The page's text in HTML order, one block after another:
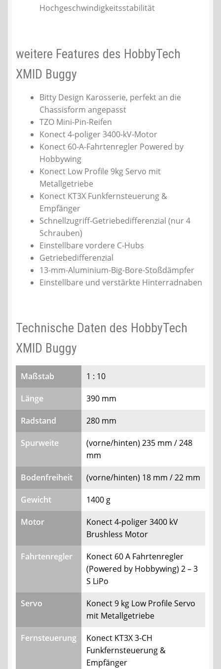
Hochgeschwindigkeitsstabilität
weitere Features des HobbyTech
XMID Buggy
Bitty Design Karosserie, perfekt an die
Chassisform angepasst
TZO Mini-Pin-Reifen
Konect 4-poliger 3400-kV-Motor
Konect 60-A-Fahrtenregler Powered by
Hobbywing
Konect Low Profile 9kg Servo mit
Metallgetriebe
Konect KT3X Funkfernsteuerung &
Empfänger
Schnellzugriff-Getriebedifferenzial (nur 4
Schrauben)
Einstellbare vordere C-Hubs
Getriebedifferenzial
13-mm-Aluminium-Big-Bore-Stoßdämpfer
Einstellbare und verstärkte Hinterradnaben
Technische Daten des HobbyTech
XMID Buggy
Maßstab 1 : 10
Länge 390 mm
Radstand 280 mm
Spurweite
(vorne/hinten) 235 mm / 248
mm
Bodenfreiheit (vorne/hinten) 18 mm / 22 mm
Gewicht 1400 g
Motor
Konect 4-poliger 3400 kV
Brushless Motor
Fahrtenregler
Konect 60 A Fahrtenregler
(Powered by Hobbywing) 2 – 3
S LiPo
Servo
Konect 9 kg Low Profile Servo
mit Metallgetriebe
Fernsteuerung
Konect KT3X 3-CH
Funkfernsteuerung &
Empfänger